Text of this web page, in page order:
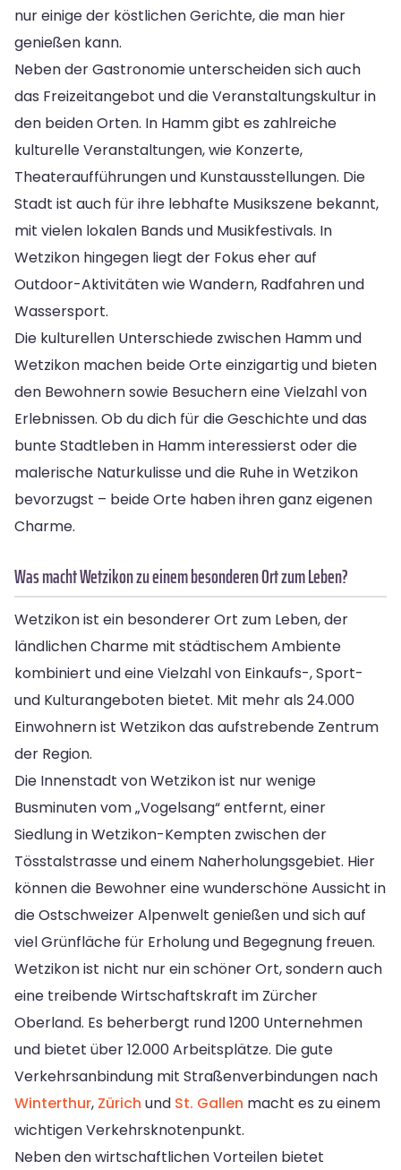
nur einige der köstlichen Gerichte, die man hier
genießen kann.
Neben der Gastronomie unterscheiden sich auch
das Freizeitangebot und die Veranstaltungskultur in
den beiden Orten. In Hamm gibt es zahlreiche
kulturelle Veranstaltungen, wie Konzerte,
Theateraufführungen und Kunstausstellungen. Die
Stadt ist auch für ihre lebhafte Musikszene bekannt,
mit vielen lokalen Bands und Musikfestivals. In
Wetzikon hingegen liegt der Fokus eher auf
Outdoor-Aktivitäten wie Wandern, Radfahren und
Wassersport.
Die kulturellen Unterschiede zwischen Hamm und
Wetzikon machen beide Orte einzigartig und bieten
den Bewohnern sowie Besuchern eine Vielzahl von
Erlebnissen. Ob du dich für die Geschichte und das
bunte Stadtleben in Hamm interessierst oder die
malerische Naturkulisse und die Ruhe in Wetzikon
bevorzugst – beide Orte haben ihren ganz eigenen
Charme.
Was macht Wetzikon zu einem besonderen Ort zum Leben?
Wetzikon ist ein besonderer Ort zum Leben, der
ländlichen Charme mit städtischem Ambiente
kombiniert und eine Vielzahl von Einkaufs-, Sport-
und Kulturangeboten bietet. Mit mehr als 24.000
Einwohnern ist Wetzikon das aufstrebende Zentrum
der Region.
Die Innenstadt von Wetzikon ist nur wenige
Busminuten vom „Vogelsang“ entfernt, einer
Siedlung in Wetzikon-Kempten zwischen der
Tösstalstrasse und einem Naherholungsgebiet. Hier
können die Bewohner eine wunderschöne Aussicht in
die Ostschweizer Alpenwelt genießen und sich auf
viel Grünfläche für Erholung und Begegnung freuen.
Wetzikon ist nicht nur ein schöner Ort, sondern auch
eine treibende Wirtschaftskraft im Zürcher
Oberland. Es beherbergt rund 1200 Unternehmen
und bietet über 12.000 Arbeitsplätze. Die gute
Verkehrsanbindung mit Straßenverbindungen nach
Winterthur, Zürich und St. Gallen macht es zu einem
wichtigen Verkehrsknotenpunkt.
Neben den wirtschaftlichen Vorteilen bietet